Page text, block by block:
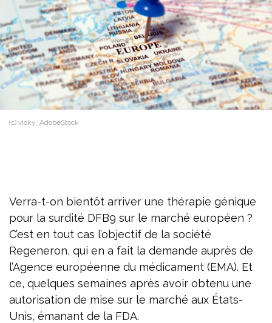
(c) vicky_AdobeStock
Verra-t-on bientôt arriver une thérapie génique
pour la surdité DFB9 sur le marché européen ?
C’est en tout cas l’objectif de la société
Regeneron, qui en a fait la demande auprès de
l’Agence européenne du médicament (EMA). Et
ce, quelques semaines après avoir obtenu une
autorisation de mise sur le marché aux États-
Unis, émanant de la FDA.